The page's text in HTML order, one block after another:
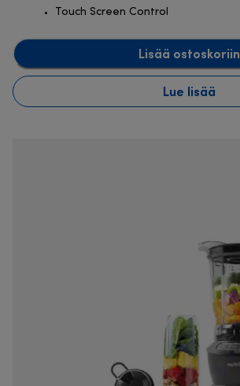
Touch Screen Control
Lisää ostoskoriin
Lue lisää